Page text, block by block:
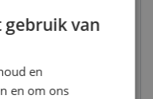
ENGLISH TRANSLATION
gebruik van
en
en om ons